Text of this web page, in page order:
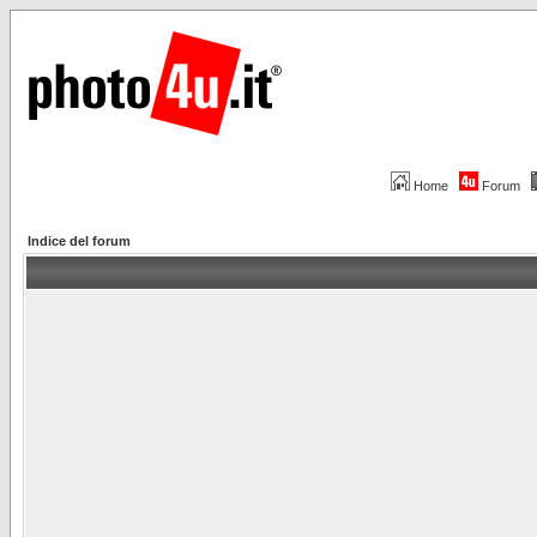
Home Forum
Indice del forum